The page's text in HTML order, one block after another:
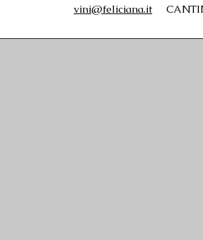
vini@feliciana.it